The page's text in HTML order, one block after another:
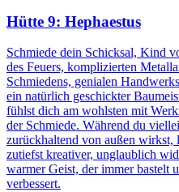
Hütte 9: Hephaestus
Schmiede dein Schicksal, Kind
des Feuers, komplizierten
Schmiedens, genialen
ein natürlich geschickter
fühlst dich am wohlsten mit
der Schmiede. Während du
zurückhaltend von außen wirkst,
zutiefst kreativer, unglaublich
warmer Geist, der immer bastelt
verbessert.